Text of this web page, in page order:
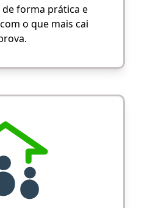
forma prática e
o que mais cai